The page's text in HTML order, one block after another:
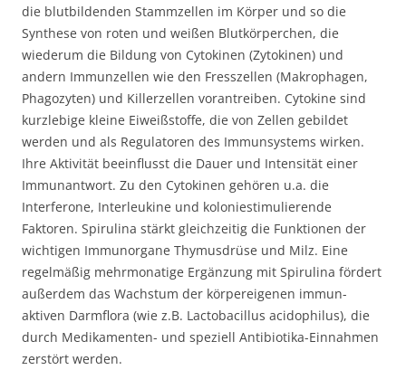
die blutbildenden Stammzellen im Körper und so die
Synthese von roten und weißen Blutkörperchen, die
wiederum die Bildung von Cytokinen (Zytokinen) und
andern Immunzellen wie den Fresszellen (Makrophagen,
Phagozyten) und Killerzellen vorantreiben. Cytokine sind
kurzlebige kleine Eiweißstoffe, die von Zellen gebildet
werden und als Regulatoren des Immunsystems wirken.
Ihre Aktivität beeinflusst die Dauer und Intensität einer
Immunantwort. Zu den Cytokinen gehören u.a. die
Interferone, Interleukine und koloniestimulierende
Faktoren. Spirulina stärkt gleichzeitig die Funktionen der
wichtigen Immunorgane Thymusdrüse und Milz. Eine
regelmäßig mehrmonatige Ergänzung mit Spirulina fördert
außerdem das Wachstum der körpereigenen immun-
aktiven Darmflora (wie z.B. Lactobacillus acidophilus), die
durch Medikamenten- und speziell Antibiotika-Einnahmen
zerstört werden.